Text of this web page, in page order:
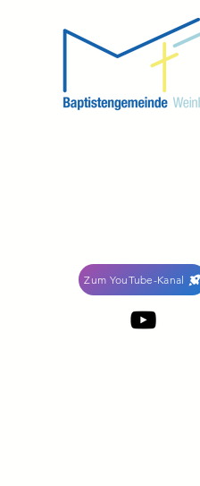
Zum YouTube-Kanal